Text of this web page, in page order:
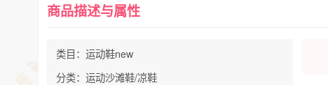
商品描述与属性
类目：运动鞋new
分类：运动沙滩鞋/凉鞋